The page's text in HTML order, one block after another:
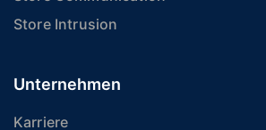
Store Intrusion
Unternehmen
Karriere